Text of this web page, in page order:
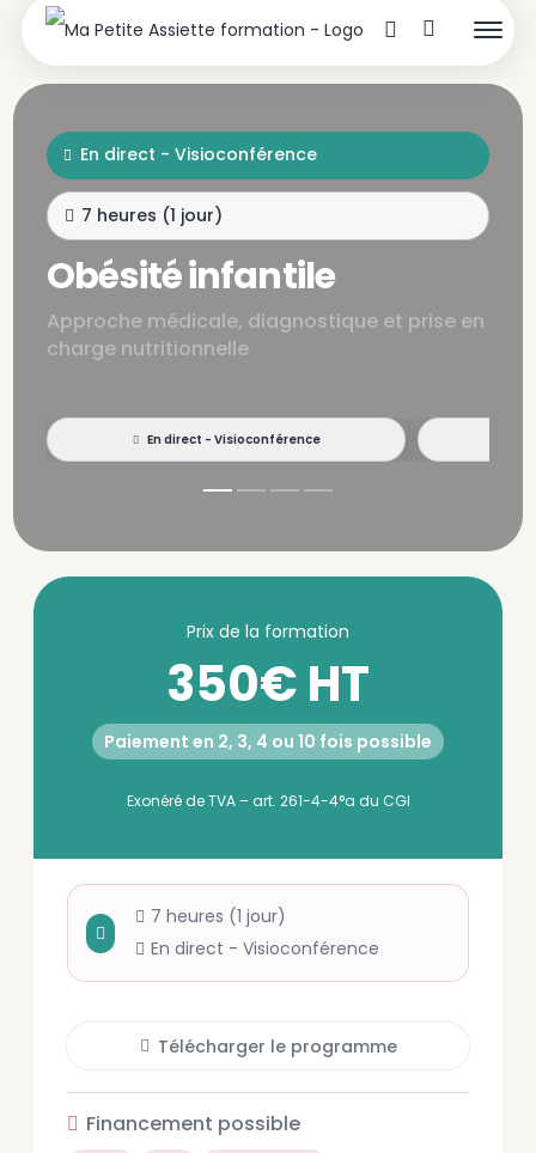
En direct - Visioconférence
7 heures (1 jour)
Obésité infantile
Approche médicale, diagnostique et prise en
charge nutritionnelle
En direct - Visioconférence
Prix de la formation
350€HT
Paiement en 2, 3, 4 ou 10 fois possible
Exonéré de TVA – art. 261-4-4°a du CGI
7 heures (1 jour)
En direct - Visioconférence
Télécharger le programme
Financement possible